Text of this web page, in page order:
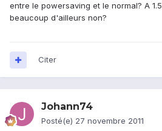
entre le powersaving et le normal? A
beaucoup d'ailleurs non?
Citer
Johann74
Posté(e) 27 novembre 2011